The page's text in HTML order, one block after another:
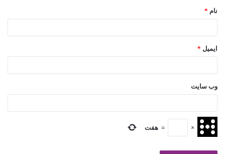
نام *
ایمیل *
وب‌ سایت
×
= هفت